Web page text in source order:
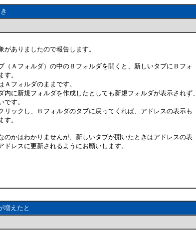
がありましたので報告します。
（Ａフォルダ）の中のＢフォルダを開くと、新しいタブにＢフォ
す。
Ａフォルダのままです。
内に新規フォルダを作成したとしても新規フォルダが表示されず、
です。
リックし、Ｂフォルダのタブに戻ってくれば、アドレスの表示も
す。
のかはわかりませんが、新しいタブが開いたときはアドレスの表
ドレスに更新されるようにお願いします。
増えたと